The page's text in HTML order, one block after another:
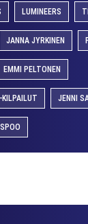
LUMINEERS
JANNA JYRKINEN
EMMI PELTONEN
JENNI